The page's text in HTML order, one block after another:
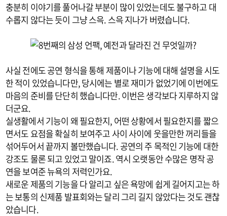
충분히 이야기를 풀어나갈 부분이 많이 있었는데도 불구하고 대
수롭지 않다는 듯이 그냥 스윽. 스윽 지나가 버렸습니다.
사실 전에도 공연 형식을 통해 제품이나 기능에 대해 설명을 시도
한 적이 있었습니다만, 당시에는 별로 재미가 없었기에 이번에도
마음의 준비를 단단히 했습니다만. 이번은 생각보다 지루하지 않
더군요.
실생활에서 기능이 왜 필요한지, 어떤 상황에서 필요한지를 짧으
면서도 요점을 확실히 보여주고 사이 사이에 웃을만한 꺼리들을
섞어두어서 끝까지 볼만했습니다. 공연의 주 목적인 기능에 대한
강조도 물론 되고 있었고 말이죠. 역시 오랫동안 수많은 명작 공
연을 보여준 뉴욕의 저력인가요.
새로운 제품의 기능을 다 알리고 싶은 욕망에 쉽게 길어지고는 하
는 보통의 신제품 발표회와는 달리 그리 길지 않았다는 것도 괜찮
았습니다.